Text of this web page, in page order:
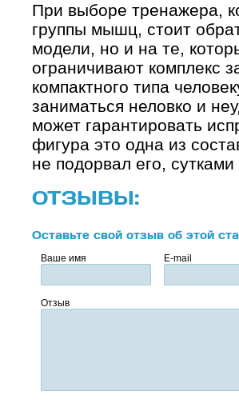
При выборе тренажера,
группы мышц, стоит
модели, но и на те,
ограничивают комплекс
компактного типа
заниматься неловко и
может гарантировать
фигура это одна из
не подорвал его,
ОТЗЫВЫ:
Оставьте свой отзыв об этой
Ваше имя E-mail
Отзыв